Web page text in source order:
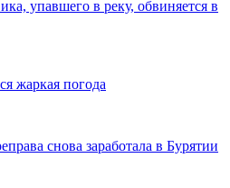
упавшего в реку, обвиняется в
жаркая погода
снова заработала в Бурятии